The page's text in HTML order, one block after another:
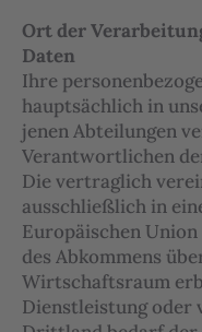
Ort der
Daten
Ihre
hauptsächlich in
jenen Abteilungen
Verantwortlichen
Die vertraglich
ausschließlich in
Europäischen
des Abkommens
Wirtschaftsraum
Dienstleistung oder